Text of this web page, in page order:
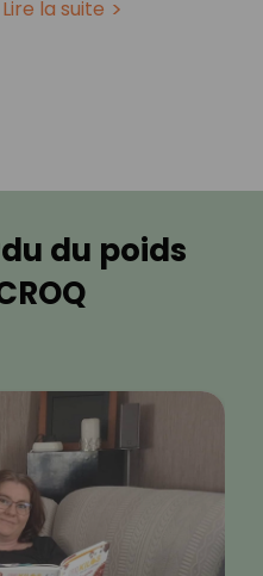
Lire la suite
du poids